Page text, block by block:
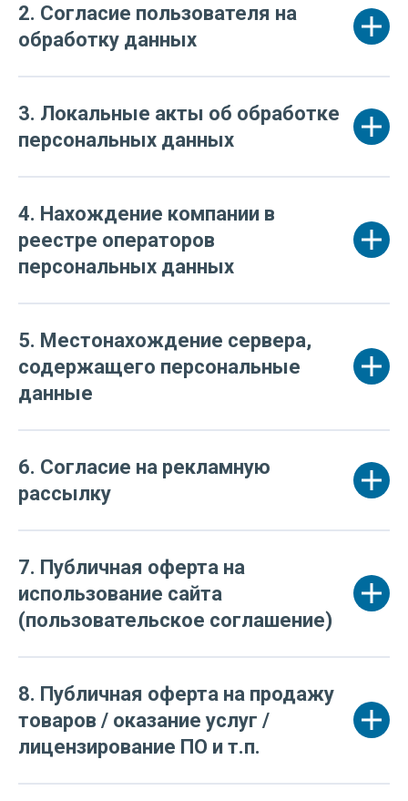
2. Согласие пользователя на
обработку данных
3. Локальные акты об обработке
персональных данных
4. Нахождение компании в
реестре операторов
персональных данных
5. Местонахождение сервера,
содержащего персональные
данные
6. Согласие на рекламную
рассылку
7. Публичная оферта на
использование сайта
(пользовательское соглашение)
8. Публичная оферта на продажу
товаров / оказание услуг /
лицензирование ПО и т.п.